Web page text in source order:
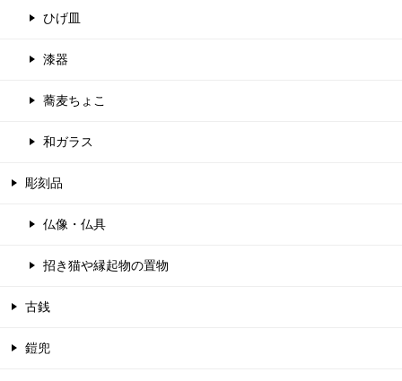
ひげ皿
漆器
蕎麦ちょこ
和ガラス
彫刻品
仏像・仏具
招き猫や縁起物の置物
古銭
鎧兜